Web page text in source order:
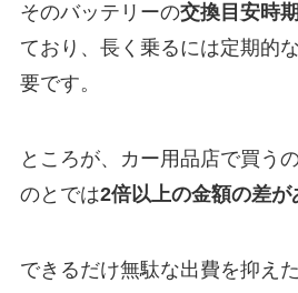
そのバッテリーの交換目安時
ており、長く乗るには定期的
要です。
ところが、カー用品店で買う
のとでは2倍以上の金額の差が
できるだけ無駄な出費を抑え